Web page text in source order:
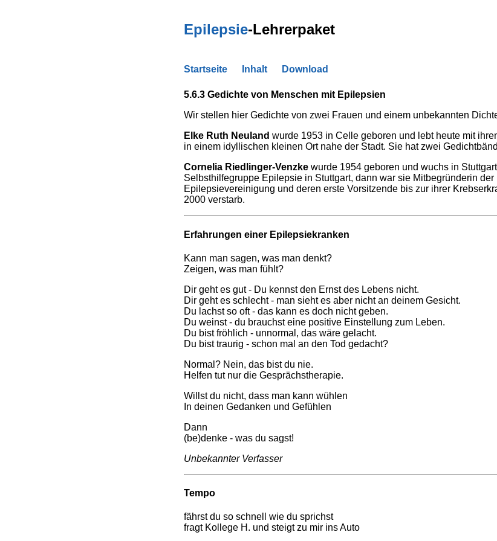
Epilepsie-Lehrerpaket
Startseite Inhalt Download
5.6.3 Gedichte von Menschen mit Epilepsien
Wir stellen hier Gedichte von zwei Frauen und einem unbekannten
Elke Ruth Neuland wurde 1953 in Celle geboren und lebt heute mit
in einem idyllischen kleinen Ort nahe der Stadt. Sie hat zwei
Cornelia Riedlinger-Venzke wurde 1954 geboren und wuchs in
Selbsthilfegruppe Epilepsie in Stuttgart, dann war sie Mitbegründerin der
Epilepsievereinigung und deren erste Vorsitzende bis zur ihrer
2000 verstarb.
Erfahrungen einer Epilepsiekranken
Kann man sagen, was man denkt?
Zeigen, was man fühlt?
Dir geht es gut - Du kennst den Ernst des Lebens nicht.
Dir geht es schlecht - man sieht es aber nicht an deinem Gesicht.
Du lachst so oft - das kann es doch nicht geben.
Du weinst - du brauchst eine positive Einstellung zum Leben.
Du bist fröhlich - unnormal, das wäre gelacht.
Du bist traurig - schon mal an den Tod gedacht?
Normal? Nein, das bist du nie.
Helfen tut nur die Gesprächstherapie.
Willst du nicht, dass man kann wühlen
In deinen Gedanken und Gefühlen
Dann
(be)denke - was du sagst!
Unbekannter Verfasser
Tempo
fährst du so schnell wie du sprichst
fragt Kollege H. und steigt zu mir ins Auto